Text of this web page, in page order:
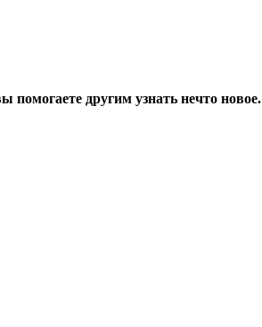
помогаете другим узнать нечто новое.